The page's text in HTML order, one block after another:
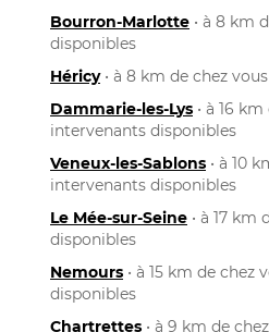
Bourron-Marlotte • à 8 km
disponibles
Héricy• à 8 km de chez
Dammarie-les-Lys • à 16
intervenants disponibles
Veneux-les-Sablons • à 10
intervenants disponibles
Le Mée-sur-Seine • à 17 km
disponibles
Nemours • à 15 km de chez
disponibles
Chartrettes • à 9 km de